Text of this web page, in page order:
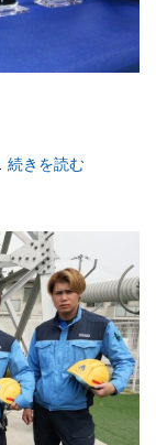
続きを読む